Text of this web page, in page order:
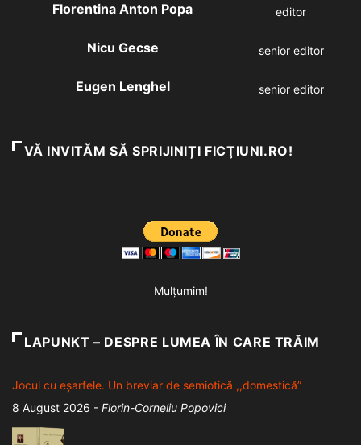
Florentina Anton Popa editor
Nicu Gecse senior editor
Eugen Lenghel senior editor
VĂ INVITĂM SĂ SPRIJINIȚI FICŢIUNI.RO!
Mulțumim!
LAPUNKT – DESPRE LUMEA ÎN CARE TRĂIM
Jocul cu eșarfele. Un breviar de semiotică ,,domestică”
8 August 2026 - Florin-Corneliu Popovici